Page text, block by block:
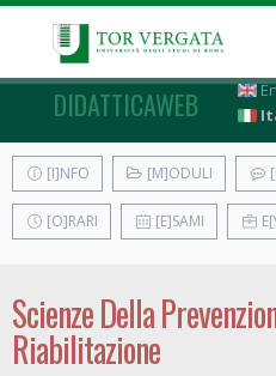
DIDATTICAWEB
[I]NFO [M]ODULI
[O]RARI [E]SAMI
Scienze Della
Riabilitazione